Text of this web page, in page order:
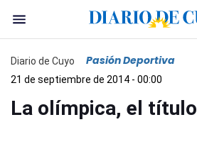
Diario de Cuyo Pasión Deportiva
21 de septiembre de 2014 - 00:00
La olímpica, el